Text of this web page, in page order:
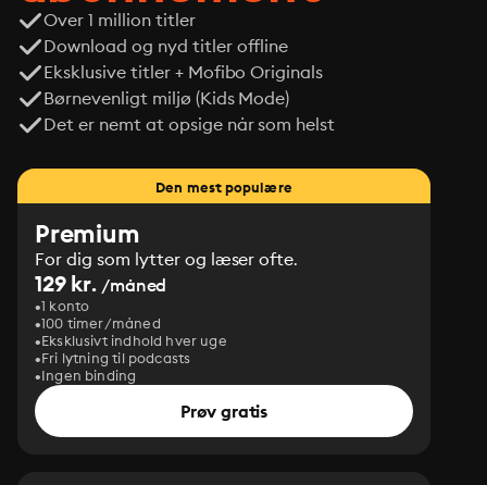
Over 1 million titler
Download og nyd titler offline
Eksklusive titler + Mofibo Originals
Børnevenligt miljø (Kids Mode)
Det er nemt at opsige når som helst
Den mest populære
Premium
For dig som lytter og læser ofte.
129 kr. /måned
1 konto
100 timer/måned
Eksklusivt indhold hver uge
Fri lytning til podcasts
Ingen binding
Prøv gratis